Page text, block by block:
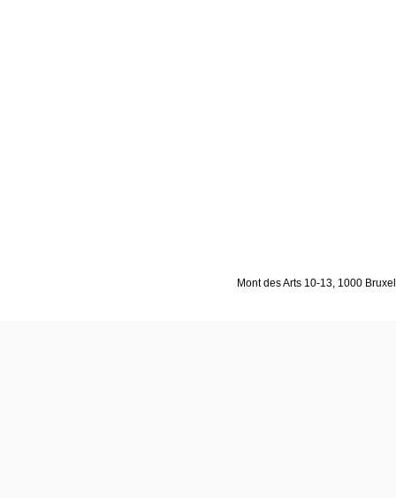
Mont des Arts 10-13, 1000